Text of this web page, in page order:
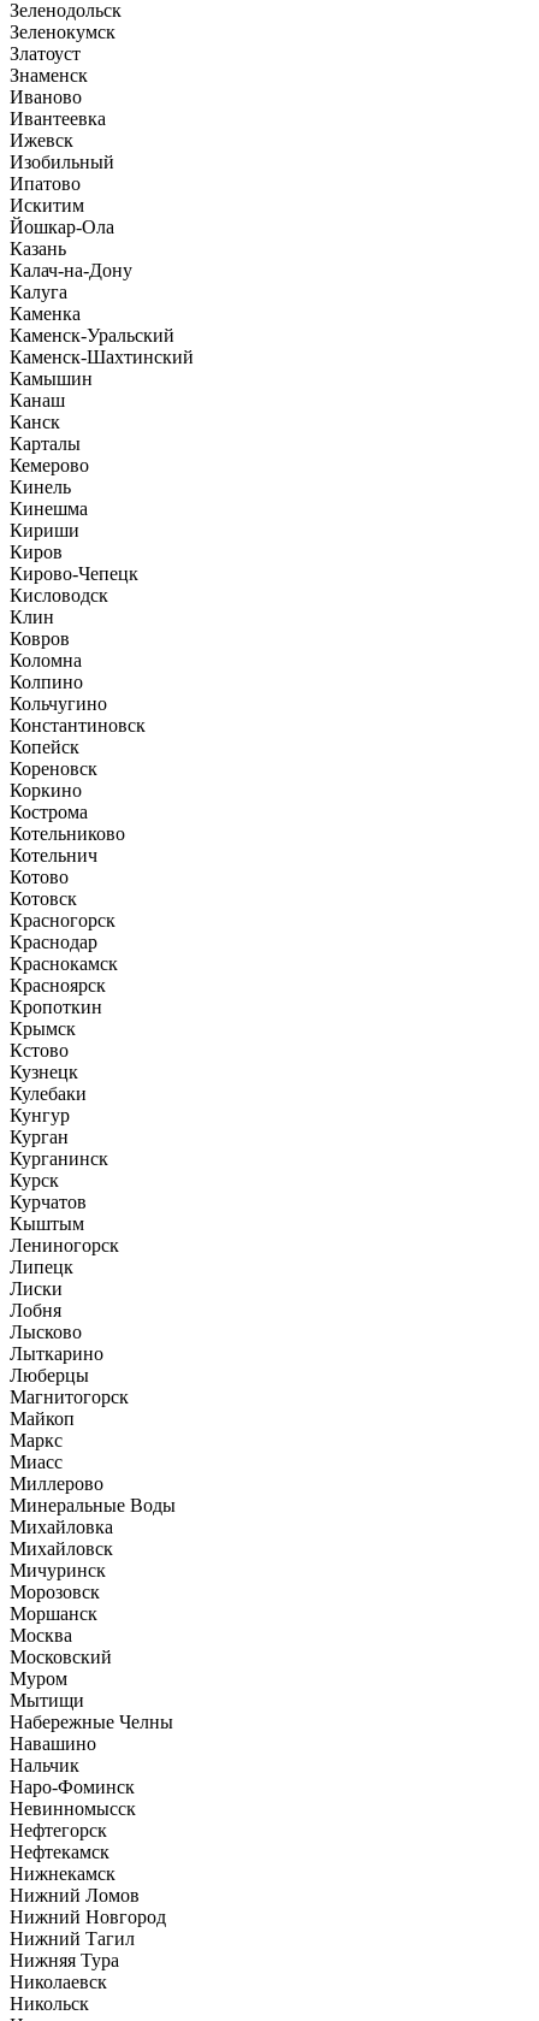
Зеленодольск
Зеленокумск
Златоуст
Знаменск
Иваново
Ивантеевка
Ижевск
Изобильный
Ипатово
Искитим
Йошкар-Ола
Казань
Калач-на-Дону
Калуга
Каменка
Каменск-Уральский
Каменск-Шахтинский
Камышин
Канаш
Канск
Карталы
Кемерово
Кинель
Кинешма
Кириши
Киров
Кирово-Чепецк
Кисловодск
Клин
Ковров
Коломна
Колпино
Кольчугино
Константиновск
Копейск
Кореновск
Коркино
Кострома
Котельниково
Котельнич
Котово
Котовск
Красногорск
Краснодар
Краснокамск
Красноярск
Кропоткин
Крымск
Кстово
Кузнецк
Кулебаки
Кунгур
Курган
Курганинск
Курск
Курчатов
Кыштым
Лениногорск
Липецк
Лиски
Лобня
Лысково
Лыткарино
Люберцы
Магнитогорск
Майкоп
Маркс
Миасс
Миллерово
Минеральные Воды
Михайловка
Михайловск
Мичуринск
Морозовск
Моршанск
Москва
Московский
Муром
Мытищи
Набережные Челны
Навашино
Нальчик
Наро-Фоминск
Невинномысск
Нефтегорск
Нефтекамск
Нижнекамск
Нижний Ломов
Нижний Новгород
Нижний Тагил
Нижняя Тура
Николаевск
Никольск